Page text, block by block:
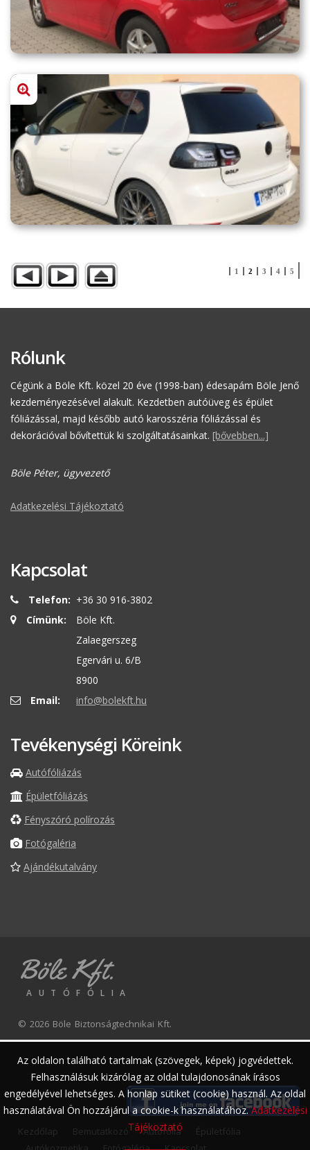
1 2 3 4 5
Rólunk
Cégünk a Böle Kft. közel 20 éve (1998-ban) édesapám Böle Jenő
kezdeményezésével alakult. Kezdetben autóüveg és épület
fóliázással, majd később autó karosszéria fóliázással és
dekorációval bővítettük ki szolgáltatásainkat. [bővebben...]
Böle Péter, ügyvezető
Adatkezelési Tájékoztató
Kapcsolat
Telefon: +36 30 916-3802
Címünk:
Böle Kft.
Zalaegerszeg
Egervári u. 6/B
8900
Email:
info@bolekft.hu
Tevékenységi Köreink
Autófóliázás
Épületfóliázás
Fényszóró polírozás
Fotógaléria
Ajándékutalvány
Böle Kft.
AUTÓFÓLIA
© 2026 Böle Biztonságtechnikai Kft.
Kezdőlap Bemutatkozó Autófólia
Épületfólia
Az oldalon található tartalmak (szövegek, képek) jogvédettek.
Felhasználásuk kizárólag az oldal tulajdonosának írásos
engedélyével lehetséges. A honlap sütiket (cookie) használ. Az oldal
használatával Ön hozzájárul a cookie-k használatához.Adatkezelési
Tájékoztató